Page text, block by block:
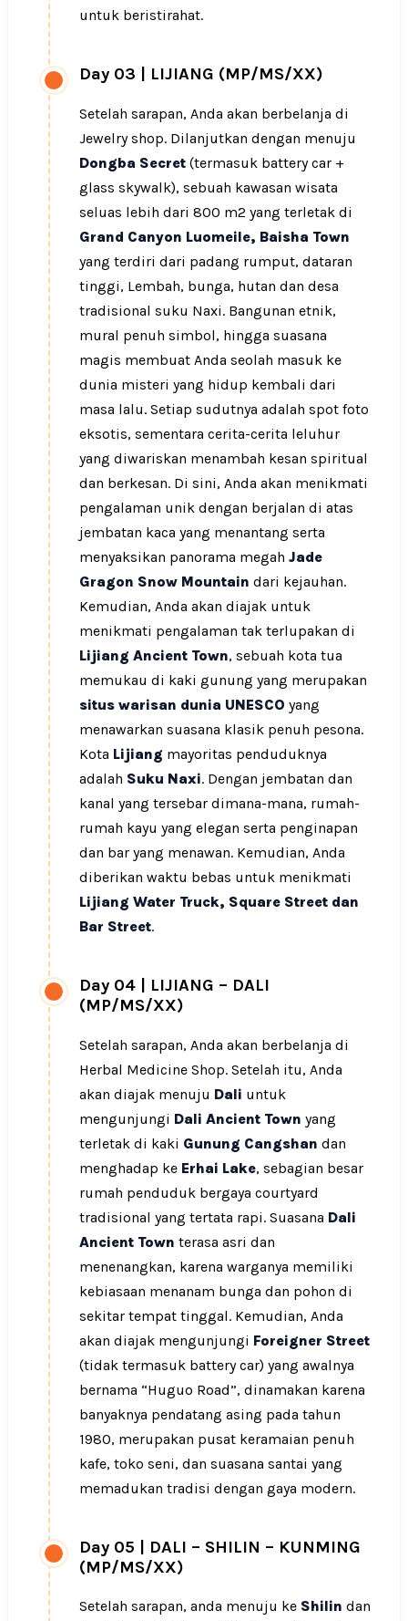
untuk beristirahat.
Day 03 LIJIANG (MP/MS/XX)
Setelah sarapan, Anda akan berbelanja di
Jewelry shop. Dilanjutkan dengan menuju
Dongba Secret (termasuk battery car +
glass skywalk), sebuah kawasan wisata
seluas lebih dari 800 m2 yang terletak di
Grand Canyon Luomeile, Baisha Town
yang terdiri dari padang rumput, dataran
tinggi, Lembah, bunga, hutan dan desa
tradisional suku Naxi. Bangunan etnik,
mural penuh simbol, hingga suasana
magis membuat Anda seolah masuk ke
dunia misteri yang hidup kembali dari
masa lalu. Setiap sudutnya adalah spot foto
eksotis, sementara cerita-cerita leluhur
yang diwariskan menambah kesan spiritual
dan berkesan. Di sini, Anda akan menikmati
pengalaman unik dengan berjalan di atas
jembatan kaca yang menantang serta
menyaksikan panorama megah Jade
Gragon Snow Mountain dari kejauhan.
Kemudian, Anda akan diajak untuk
menikmati pengalaman tak terlupakan di
Lijiang Ancient Town, sebuah kota tua
memukau di kaki gunung yang merupakan
situs warisan dunia UNESCO yang
menawarkan suasana klasik penuh pesona.
Kota Lijiang mayoritas penduduknya
adalah Suku Naxi. Dengan jembatan dan
kanal yang tersebar dimana-mana, rumah-
rumah kayu yang elegan serta penginapan
dan bar yang menawan. Kemudian, Anda
diberikan waktu bebas untuk menikmati
Lijiang Water Truck, Square Street dan
Bar Street.
Day 04
LIJIANG – DALI
(MP/MS/XX)
Setelah sarapan, Anda akan berbelanja di
Herbal Medicine Shop. Setelah itu, Anda
akan diajak menuju Dali untuk
mengunjungi Dali Ancient Town yang
terletak di kaki Gunung Cangshan dan
menghadap ke Erhai Lake, sebagian besar
rumah penduduk bergaya courtyard
tradisional yang tertata rapi. Suasana Dali
Ancient Town terasa asri dan
menenangkan, karena warganya memiliki
kebiasaan menanam bunga dan pohon di
sekitar tempat tinggal. Kemudian, Anda
akan diajak mengunjungi Foreigner Street
(tidak termasuk battery car) yang awalnya
bernama “Huguo Road”, dinamakan karena
banyaknya pendatang asing pada tahun
1980, merupakan pusat keramaian penuh
kafe, toko seni, dan suasana santai yang
memadukan tradisi dengan gaya modern.
Day 05 | DALI – SHILIN – KUNMING
(MP/MS/XX)
Setelah sarapan, anda menuju ke Shilin dan